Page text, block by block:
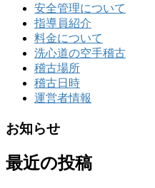
安全管理について
指導員紹介
料金について
洗心道の空手稽古
稽古場所
稽古日時
運営者情報
お知らせ
最近の投稿